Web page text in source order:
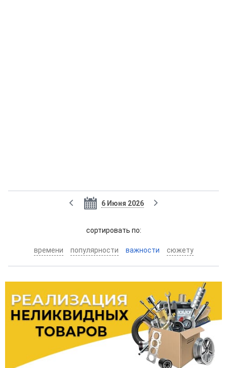
6 Июня 2026
cортировать по:
времени популярности важности сюжету